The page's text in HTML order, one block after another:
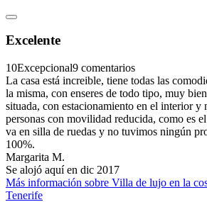
Excelente
10Excepcional9 comentarios
La casa está increible, tiene todas las
la misma, con enseres de todo tipo, muy
situada, con estacionamiento en el interior y
personas con movilidad reducida, como es
va en silla de ruedas y no tuvimos ningún
100%.
Margarita M.
Se alojó aquí en dic 2017
Más información sobre Villa de lujo en la
Tenerife